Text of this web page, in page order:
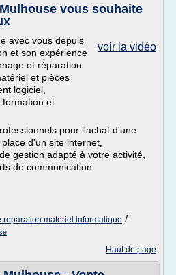
vous souhaite
voir la vidéo
avec vous depuis
et son expérience
et réparation
et pièces
logiciel,
formation et
pour l'achat d'une
d'un site internet,
gestion adapté à votre activité,
de communication.
reparation materiel informatique /
Haut de page